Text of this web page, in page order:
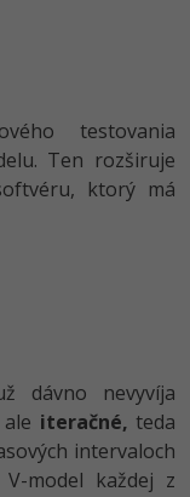
testovania
Ten rozširuje
ktorý má
dávno nevyvíja
iteračné, teda
intervaloch
model každej z